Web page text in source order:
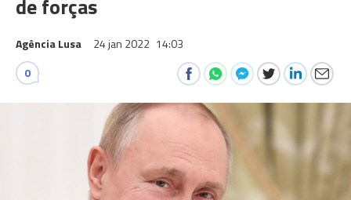
de forças
Agência Lusa 24 jan 2022 14:03
0